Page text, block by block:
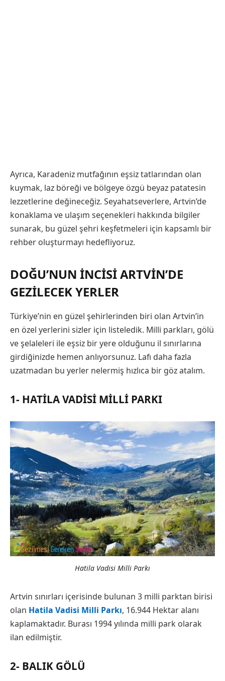
Ayrıca, Karadeniz mutfağının eşsiz tatlarından olan
kuymak, laz böreği ve bölgeye özgü beyaz patatesin
lezzetlerine değineceğiz. Seyahatseverlere, Artvin’de
konaklama ve ulaşım seçenekleri hakkında bilgiler
sunarak, bu güzel şehri keşfetmeleri için kapsamlı bir
rehber oluşturmayı hedefliyoruz.
DOĞU’NUN İNCISI ARTVIN’DE
GEZILECEK YERLER
Türkiye’nin en güzel şehirlerinden biri olan Artvin’in
en özel yerlerini sizler için listeledik. Milli parkları, gölü
ve şelaleleri ile eşsiz bir yere olduğunu il sınırlarına
girdiğinizde hemen anlıyorsunuz. Lafı daha fazla
uzatmadan bu yerler nelermiş hızlıca bir göz atalım.
1- HATILA VADISI MILLI PARKI
Hatila Vadisi Milli Parkı
Artvin sınırları içerisinde bulunan 3 milli parktan birisi
olan Hatila Vadisi Milli Parkı, 16.944 Hektar alanı
kaplamaktadır. Burası 1994 yılında milli park olarak
ilan edilmiştir.
2- BALIK GÖLÜ